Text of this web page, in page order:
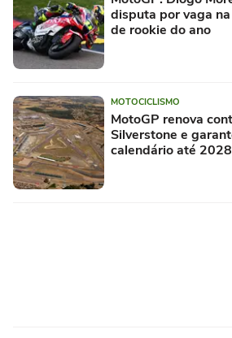
disputa por vaga
de rookie do ano
MOTOCICLISMO
MotoGP renova
Silverstone e
calendário até 2028